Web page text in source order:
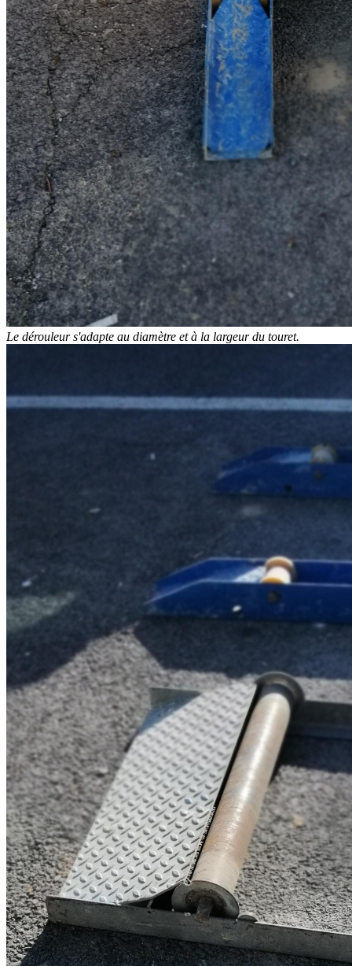
Le dérouleur s'adapte au diamètre et à la largeur du touret.